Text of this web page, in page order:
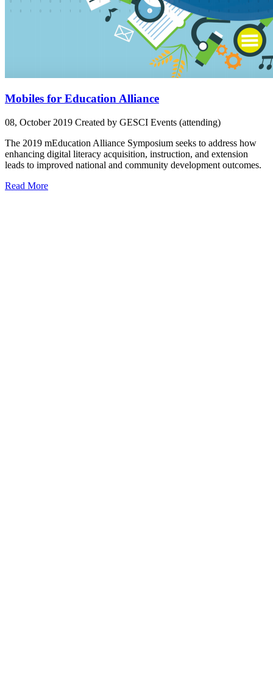
Mobiles for Education Alliance
08, October 2019 Created by GESCI Events (attending)
The 2019 mEducation Alliance Symposium seeks to address how
enhancing digital literacy acquisition, instruction, and extension
leads to improved national and community development outcomes.
Read More